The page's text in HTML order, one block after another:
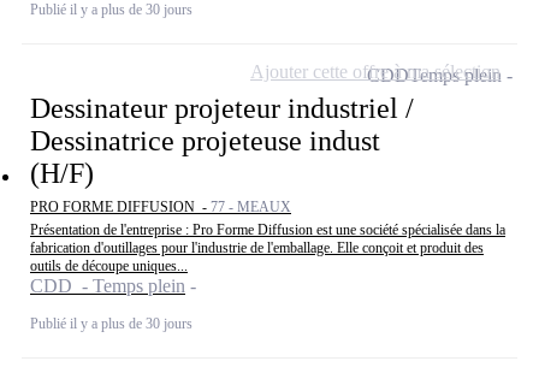
Publié il y a plus de 30 jours
Dessinateur projeteur industriel /
Dessinatrice projeteuse indust
(H/F)
PRO FORME DIFFUSION - 77 - MEAUX
Présentation de l'entreprise : Pro Forme Diffusion est une société spécialisée dans la
fabrication d'outillages pour l'industrie de l'emballage. Elle conçoit et produit des
outils de découpe uniques...
CDD - Temps plein
Publié il y a plus de 30 jours
CDDTemps plein
Ajouter cette offre à ma sélection